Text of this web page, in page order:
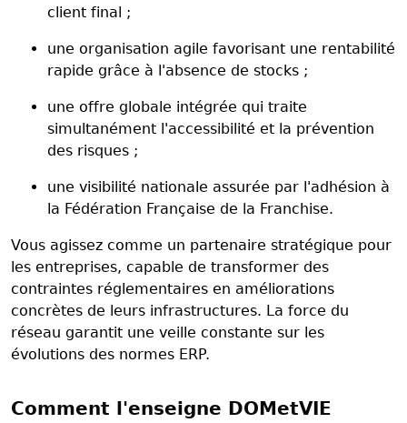
client final ;
une organisation agile favorisant une rentabilité
rapide grâce à l'absence de stocks ;
une offre globale intégrée qui traite
simultanément l'accessibilité et la prévention
des risques ;
une visibilité nationale assurée par l'adhésion à
la Fédération Française de la Franchise.
Vous agissez comme un partenaire stratégique pour
les entreprises, capable de transformer des
contraintes réglementaires en améliorations
concrètes de leurs infrastructures. La force du
réseau garantit une veille constante sur les
évolutions des normes ERP.
Comment l'enseigne DOMetVIE